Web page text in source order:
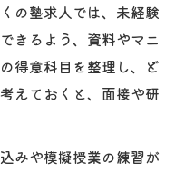
の塾求人では、未経験
きるよう、資料やマニ
得意科目を整理し、ど
えておくと、面接や研
みや模擬授業の練習が